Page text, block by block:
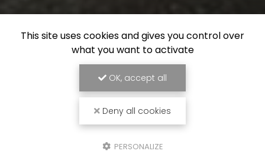
This site uses cookies and gives you control over
what you want to activate
OK, accept all
Deny all cookies
PERSONALIZE